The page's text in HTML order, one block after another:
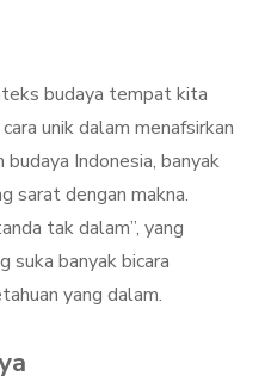
budaya tempat kita
unik dalam menafsirkan
Indonesia, banyak
sarat dengan makna.
tak dalam”, yang
suka banyak bicara
yang dalam.